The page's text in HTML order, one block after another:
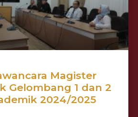
Magister
Gelombang 1 dan 2
2024/2025